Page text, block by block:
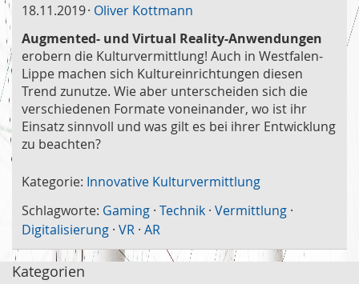
18.11.2019 Oliver Kottmann
Augmented- und Virtual Reality-Anwendungen
erobern die Kulturvermittlung! Auch in Westfalen-
Lippe machen sich Kultureinrichtungen diesen
Trend zunutze. Wie aber unterscheiden sich die
verschiedenen Formate voneinander, wo ist ihr
Einsatz sinnvoll und was gilt es bei ihrer Entwicklung
zu beachten?
Kategorie: Innovative Kulturvermittlung
Schlagworte: Gaming · Technik · Vermittlung ·
Digitalisierung · VR · AR
Kategorien